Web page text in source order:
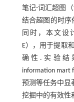
笔记-词汇超图（
结合超图的时序
同时，本文设
E），用于提取
确性.实验结
information mart
预测等任务中显
挖掘中的有效性